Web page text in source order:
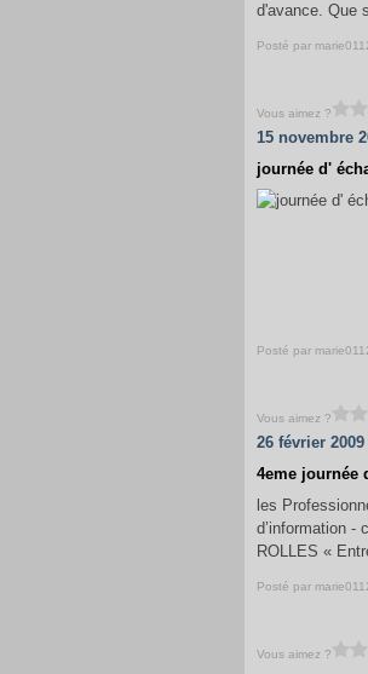
d'avance. Que
Posté par
Vous aimez ?
15 novembre
journée d'
Posté par
Vous aimez ?
26 février 2009
4eme journée
les
d’information -
ROLLES «
Posté par
Vous aimez ?